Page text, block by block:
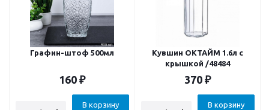
Графин-штоф 500мл
160 ₽
В корзину
Кувшин ОКТАЙМ 1.6л с
крышкой /48484
370 ₽
В корзину